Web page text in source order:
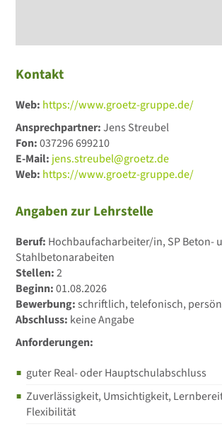
Kontakt
Web: https://www.groetz-gruppe.de/
Ansprechpartner:Jens Streubel
Fon:037296 699210
E-Mail: jens.streubel@groetz.de
Web: https://www.groetz-gruppe.de/
Angaben zur Lehrstelle
Beruf: Hochbaufacharbeiter/in, SP Beton-
Stahlbetonarabeiten
Stellen:2
Beginn:01.08.2026
Bewerbung:schriftlich, telefonisch,
Abschluss: keine Angabe
Anforderungen:
guter Real- oder Hauptschulabschluss
Zuverlässigkeit, Umsichtigkeit,
Flexibilität